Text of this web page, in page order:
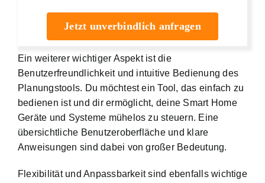
Jetzt unverbindlich anfragen
Ein weiterer wichtiger Aspekt ist die
Benutzerfreundlichkeit und intuitive Bedienung des
Planungstools. Du möchtest ein Tool, das einfach zu
bedienen ist und dir ermöglicht, deine Smart Home
Geräte und Systeme mühelos zu steuern. Eine
übersichtliche Benutzeroberfläche und klare
Anweisungen sind dabei von großer Bedeutung.
Flexibilität und Anpassbarkeit sind ebenfalls wichtige